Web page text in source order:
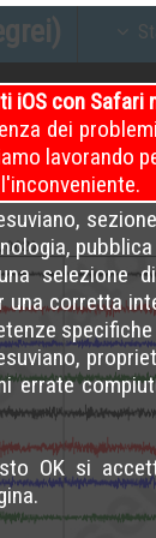
iOS con Safari
dei
lavorando
selezione
una corretta
specifiche
errate
OK si
04 – 08